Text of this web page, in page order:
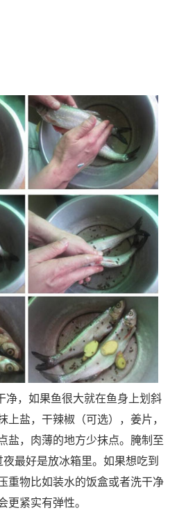
净，如果鱼很大就在鱼身上划斜
上盐，干辣椒（可选），姜片，
盐，肉薄的地方少抹点。腌制至
最好是放冰箱里。如果想吃到
重物比如装水的饭盒或者洗干净
更紧实有弹性。